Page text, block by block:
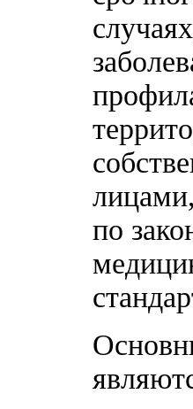
по